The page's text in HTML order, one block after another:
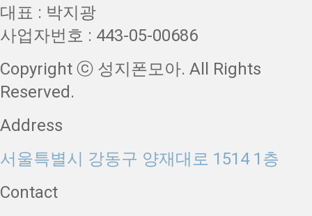
대표 : 박지광
사업자번호 : 443-05-00686
Copyright ⓒ 성지폰모아. All Rights
Reserved.
Address
서울특별시 강동구 양재대로 1514 1층
Contact